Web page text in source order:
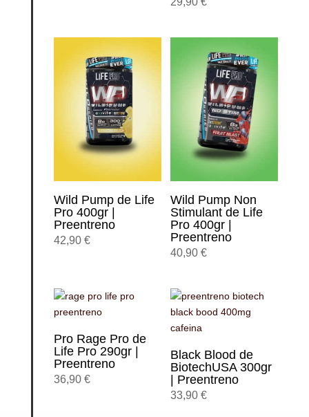
Wild Pump de Life
Pro 400gr |
Preentreno
42,90 €
Wild Pump Non
Stimulant de Life
Pro 400gr |
Preentreno
40,90 €
Pro Rage Pro de
Life Pro 290gr |
Preentreno
36,90 €
Black Blood de
BiotechUSA 300gr
| Preentreno
33,90 €